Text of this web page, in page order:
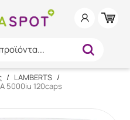
/ LAMBERTS /
5000iu 120caps